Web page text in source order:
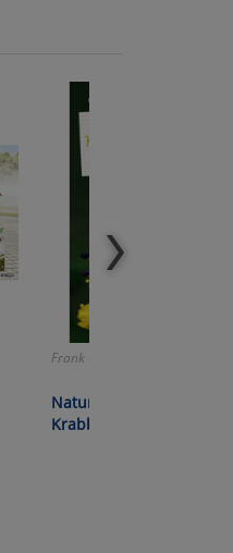
Frank und Katrin Hecker:
Naturführer für Kinder:
Krabbeltiere